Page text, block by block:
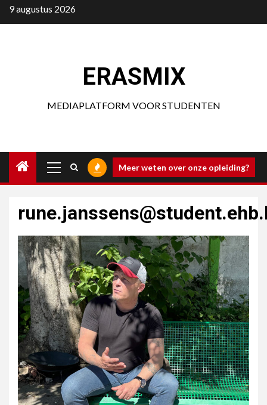
Ga
naar
9 augustus 2026
ERASMIX
MEDIAPLATFORM VOOR STUDENTEN
menu
Meer weten over onze opleiding?